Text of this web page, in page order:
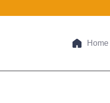
Home